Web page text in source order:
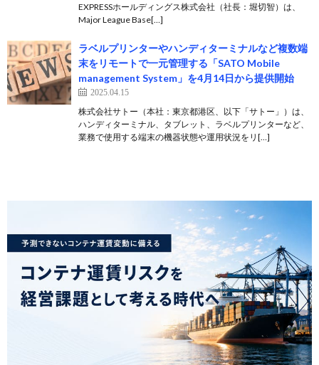
EXPRESSホールディングス株式会社（社長：堀切智）は、
Major League Base[…]
ラベルプリンターやハンディターミナルなど複数端
末をリモートで一元管理する「SATO Mobile
management System」を4月14日から提供開始
2025.04.15
株式会社サトー（本社：東京都港区、以下「サトー」）は、
ハンディターミナル、タブレット、ラベルプリンターなど、
業務で使用する端末の機器状態や運用状況をリ[…]